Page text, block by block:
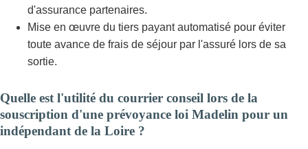
d'assurance partenaires.
Mise en œuvre du tiers payant automatisé pour éviter
toute avance de frais de séjour par l'assuré lors de sa
sortie.
Quelle est l'utilité du courrier conseil lors de la
souscription d'une prévoyance loi Madelin pour un
indépendant de la Loire ?